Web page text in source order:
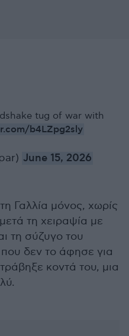
tug of war with
b4LZpg2sly
June 15, 2026
Γαλλία μόνος, χωρίς
τη χειραψία με
τη σύζυγο του
δεν το άφησε για
κοντά του, μια